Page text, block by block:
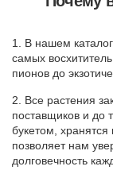
1. В нашем
самых
пионов до
2. Все растения
поставщиков и до
букетом,
позволяет нам
долговечность